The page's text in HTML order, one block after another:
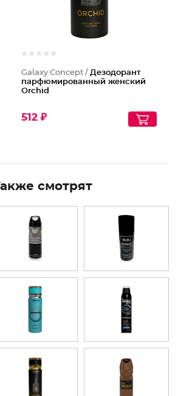
Galaxy Concept /Дезодорант
парфюмированный женский
Orchid
512 ₽
смотрят